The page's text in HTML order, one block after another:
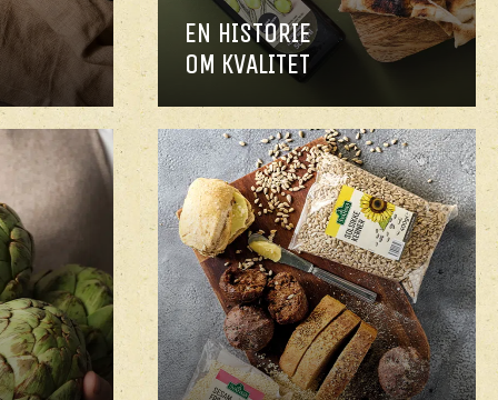
EN HISTORIE
OM KVALITET